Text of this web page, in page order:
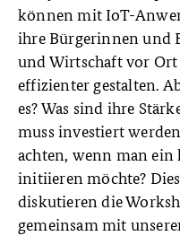
können mit IoT-
ihre Bürgerinnen und
und Wirtschaft vor
effizienter gestalten.
es? Was sind ihre
muss investiert
achten, wenn man
initiieren möchte?
diskutieren die
gemeinsam mit